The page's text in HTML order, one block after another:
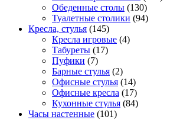
Обеденные столы (130)
Туалетные столики (94)
Кресла, стулья (145)
Кресла игровые (4)
Табуреты (17)
Пуфики (7)
Барные стулья (2)
Офисные стулья (14)
Офисные кресла (17)
Кухонные стулья (84)
Часы настенные (101)